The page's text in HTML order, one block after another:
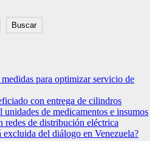
Buscar
para optimizar servicio de
con entrega de cilindros
de medicamentos e insumos
redes de distribución eléctrica
excluida del diálogo en Venezuela?